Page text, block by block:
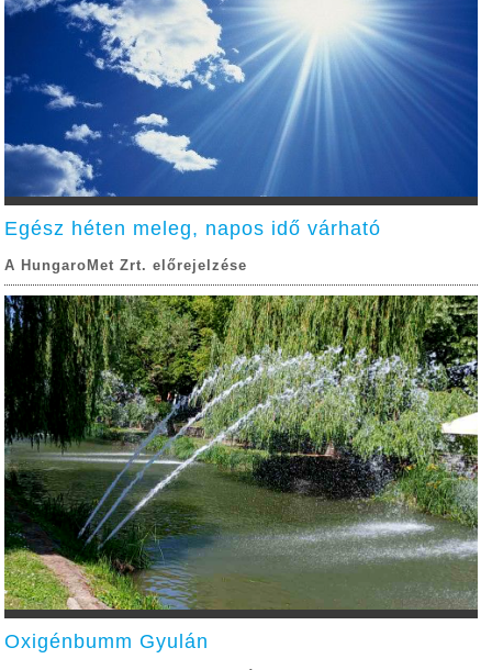
Egész héten meleg, napos idő várható
A HungaroMet Zrt. előrejelzése
Oxigénbumm Gyulán